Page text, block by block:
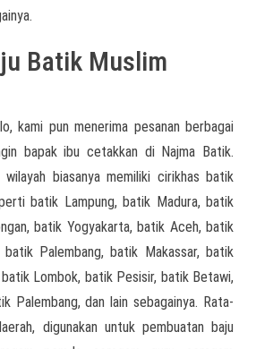
Batik Muslim
kami pun menerima pesanan berbagai
bapak ibu cetakkan di Najma Batik.
wilayah biasanya memiliki cirikhas batik
batik Lampung, batik Madura, batik
batik Yogyakarta, batik Aceh, batik
Palembang, batik Makassar, batik
Lombok, batik Pesisir, batik Betawi,
Palembang, dan lain sebagainya. Rata-
digunakan untuk pembuatan baju